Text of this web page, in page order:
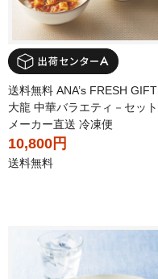
送料無料 ANA’s FRESH GIFT
大龍 中華バラエティ－セット
メーカー直送 冷凍便
10,800円
送料無料